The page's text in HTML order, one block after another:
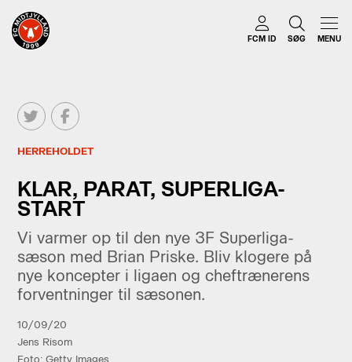
FCM ID SØG MENU
HERREHOLDET
KLAR, PARAT, SUPERLIGA-
START
Vi varmer op til den nye 3F Superliga-
sæson med Brian Priske. Bliv klogere på
nye koncepter i ligaen og cheftrænerens
forventninger til sæsonen.
10/09/20
Jens Risom
Foto: Getty Images